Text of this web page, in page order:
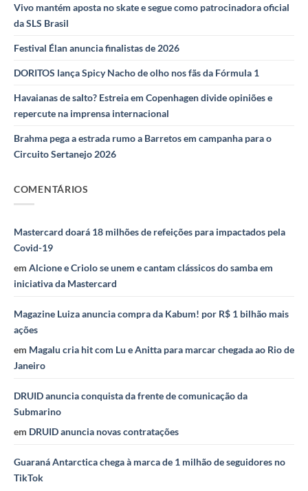
Vivo mantém aposta no skate e segue como patrocinadora oficial
da SLS Brasil
Festival Élan anuncia finalistas de 2026
DORITOS lança Spicy Nacho de olho nos fãs da Fórmula 1
Havaianas de salto? Estreia em Copenhagen divide opiniões e
repercute na imprensa internacional
Brahma pega a estrada rumo a Barretos em campanha para o
Circuito Sertanejo 2026
COMENTÁRIOS
Mastercard doará 18 milhões de refeições para impactados pela
Covid-19
em Alcione e Criolo se unem e cantam clássicos do samba em
iniciativa da Mastercard
Magazine Luiza anuncia compra da Kabum! por R$ 1 bilhão mais
ações
em Magalu cria hit com Lu e Anitta para marcar chegada ao Rio de
Janeiro
DRUID anuncia conquista da frente de comunicação da
Submarino
em DRUID anuncia novas contratações
Guaraná Antarctica chega à marca de 1 milhão de seguidores no
TikTok